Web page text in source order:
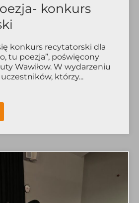
konkurs
konkurs recytatorski dla
tu poezja”, poświęcony
Wawiłow. W wydarzeniu
uczestników, którzy...